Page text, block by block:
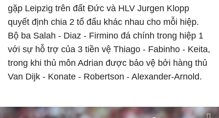
gặp Leipzig trên đất Đức và HLV Jurgen Klopp
quyết định chia 2 tổ đấu khác nhau cho mỗi hiệp.
Bộ ba Salah - Diaz - Firmino đá chính trong hiệp 1
với sự hỗ trợ của 3 tiền vệ Thiago - Fabinho - Keita,
trong khi thủ môn Adrian được bảo vệ bởi hàng thủ
Van Dijk - Konate - Robertson - Alexander-Arnold.